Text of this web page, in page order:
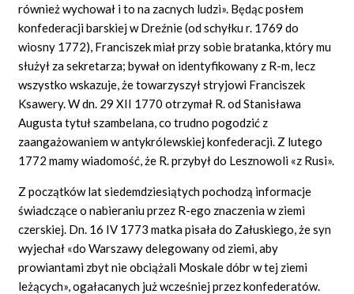
również wychował i to na zacnych ludzi». Będąc posłem
konfederacji barskiej w Dreźnie (od schyłku r. 1769 do
wiosny 1772), Franciszek miał przy sobie bratanka, który mu
służył za sekretarza; bywał on identyfikowany z R-m, lecz
wszystko wskazuje, że towarzyszył stryjowi Franciszek
Ksawery. W dn. 29 XII 1770 otrzymał R. od Stanisława
Augusta tytuł szambelana, co trudno pogodzić z
zaangażowaniem w antykrólewskiej konfederacji. Z lutego
1772 mamy wiadomość, że R. przybył do Lesznowoli «z Rusi».
Z początków lat siedemdziesiątych pochodzą informacje
świadczące o nabieraniu przez R-ego znaczenia w ziemi
czerskiej. Dn. 16 IV 1773 matka pisała do Załuskiego, że syn
wyjechał «doWarszawy delegowany od ziemi, aby
prowiantami zbyt nie obciążali Moskale dóbr w tej ziemi
leżących», ogałacanych już wcześniej przez konfederatów.